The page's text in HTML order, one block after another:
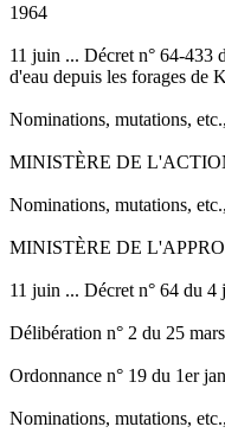
1964
11 juin ... Décret n° 64-433
d'eau depuis les forages de
Nominations, mutations,
MINISTÈRE DE
Nominations, mutations,
MINISTÈRE DE
11 juin ... Décret n° 64 du 4
Délibération n° 2 du 25
Ordonnance n° 19 du 1er
Nominations, mutations,